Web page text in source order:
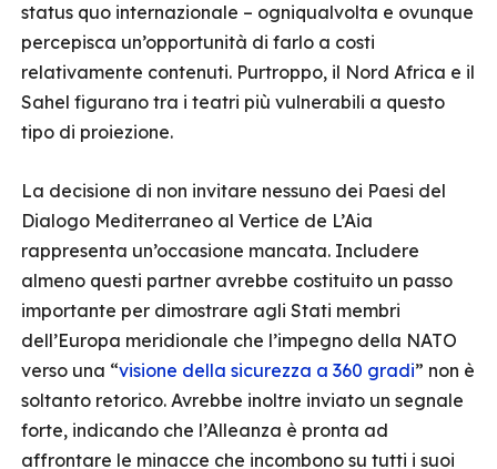
status quo internazionale – ogniqualvolta e ovunque
percepisca un’opportunità di farlo a costi
relativamente contenuti. Purtroppo, il Nord Africa e il
Sahel figurano tra i teatri più vulnerabili a questo
tipo di proiezione.
La decisione di non invitare nessuno dei Paesi del
Dialogo Mediterraneo al Vertice de L’Aia
rappresenta un’occasione mancata. Includere
almeno questi partner avrebbe costituito un passo
importante per dimostrare agli Stati membri
dell’Europa meridionale che l’impegno della NATO
verso una “visione della sicurezza a 360 gradi” non è
soltanto retorico. Avrebbe inoltre inviato un segnale
forte, indicando che l’Alleanza è pronta ad
affrontare le minacce che incombono su tutti i suoi